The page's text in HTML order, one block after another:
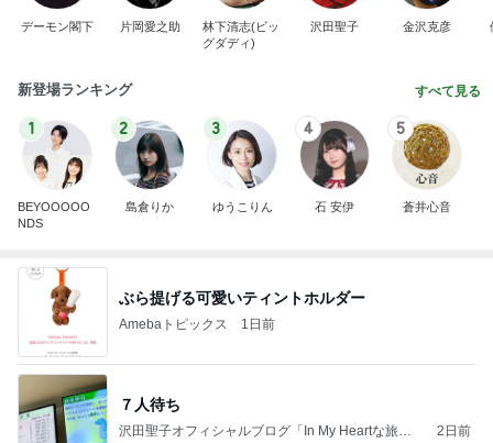
デーモン閣下 片岡愛之助
林下清志(ビッ
グダディ)
沢田聖子 金沢克彦
新登場ランキング すべて見る
1
BEYOOOOO
NDS
2
島倉りか
3
ゆうこりん
4
石 安伊
5
蒼井心音
ぶら提げる可愛いティントホルダー
Amebaトピックス 1日前
７人待ち
沢田聖子オフィシャルブログ「In My Heartな旅日
2日前